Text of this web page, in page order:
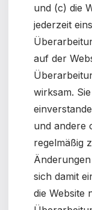
und (c) die
jederzeit
auf der
wirksam.
und andere
regelmäßig
sich damit
die Website